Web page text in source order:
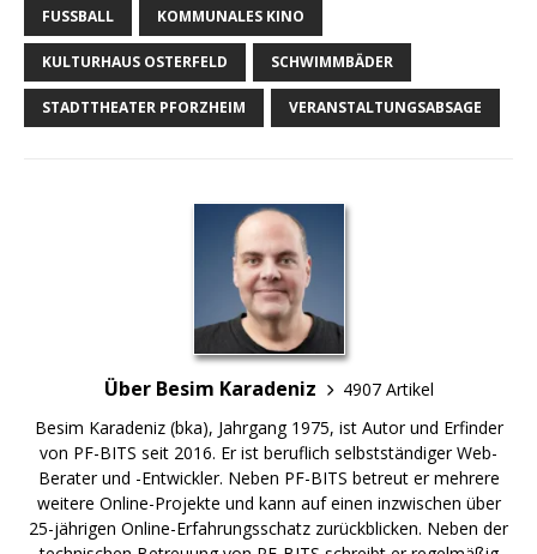
FUSSBALL KOMMUNALES KINO
KULTURHAUS OSTERFELD SCHWIMMBÄDER
STADTTHEATER PFORZHEIM VERANSTALTUNGSABSAGE
Über Besim Karadeniz
4907 Artikel
Besim Karadeniz (bka), Jahrgang 1975, ist Autor und Erfinder
von PF-BITS seit 2016. Er ist beruflich selbstständiger Web-
Berater und -Entwickler. Neben PF-BITS betreut er mehrere
weitere Online-Projekte und kann auf einen inzwischen über
25-jährigen Online-Erfahrungsschatz zurückblicken. Neben der